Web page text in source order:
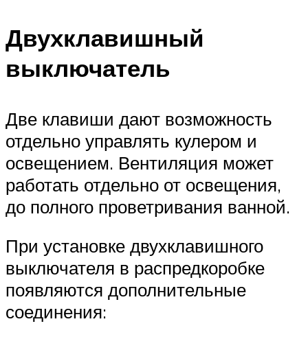
Двухклавишный
выключатель
Две клавиши дают возможность
отдельно управлять кулером и
освещением. Вентиляция может
работать отдельно от освещения,
до полного проветривания ванной.
При установке двухклавишного
выключателя в распредкоробке
появляются дополнительные
соединения: